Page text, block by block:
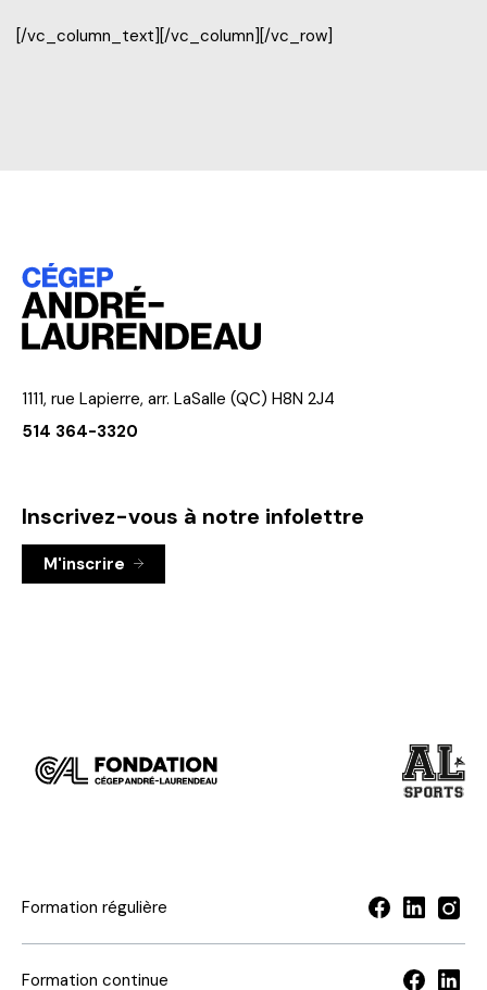
[/vc_column_text][/vc_column][/vc_row]
1111, rue Lapierre, arr. LaSalle (QC) H8N 2J4
514 364-3320
Inscrivez-vous à notre infolettre
M'inscrire
Visiter
le
du
André-
Laurendeau
Visiter
le
site
du
Cégep
André-
Formation régulière
Formation continue